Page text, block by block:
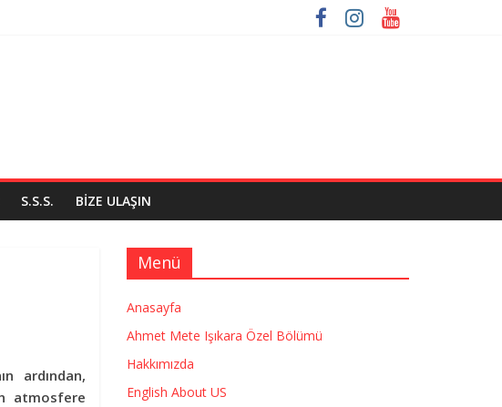
S.S.S. BIZE ULAŞIN
ardından,
atmosfere
Menü
Anasayfa
Ahmet Mete Işıkara Özel Bölümü
Hakkımızda
English About US